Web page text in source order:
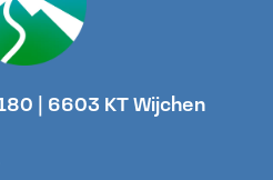
| 6603 KT Wijchen